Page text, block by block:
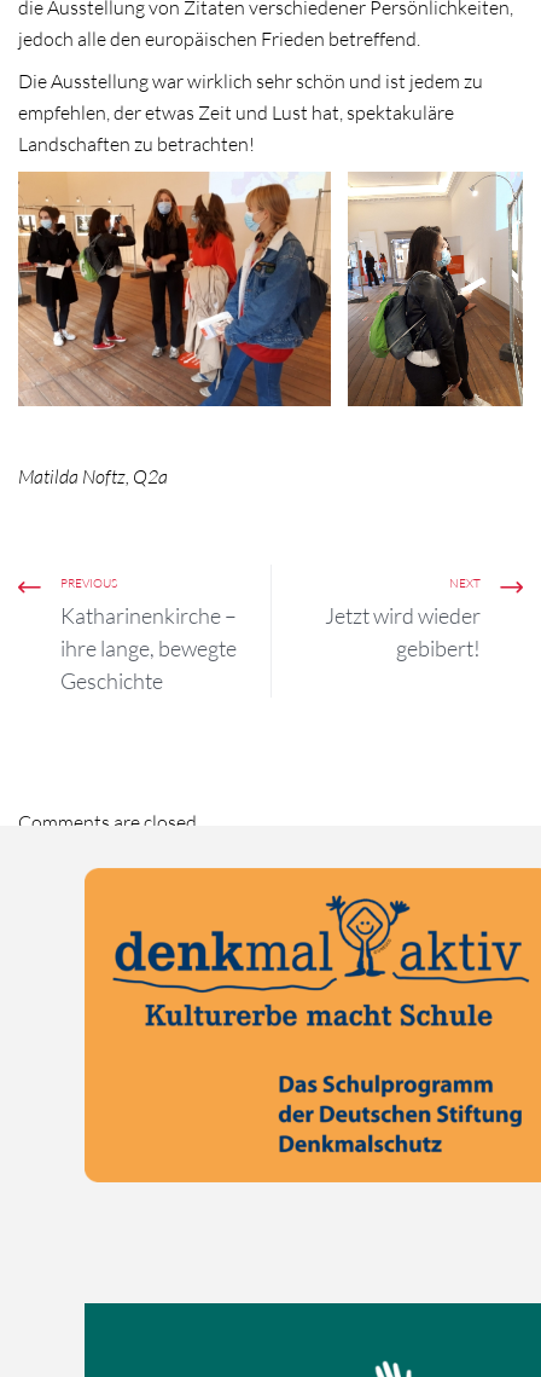
die Ausstellung von Zitaten verschiedener Persönlichkeiten,
jedoch alle den europäischen Frieden betreffend.
Die Ausstellung war wirklich sehr schön und ist jedem zu
empfehlen, der etwas Zeit und Lust hat, spektakuläre
Landschaften zu betrachten!
Matilda Noftz, Q2a
PREVIOUS
Katharinenkirche –
ihre lange, bewegte
Geschichte
NEXT
Jetzt wird wieder
gebibert!
Comments are closed.